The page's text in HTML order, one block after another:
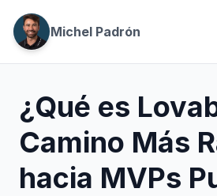
Michel Padrón
¿Qué es
Camino Más
hacia MVPs